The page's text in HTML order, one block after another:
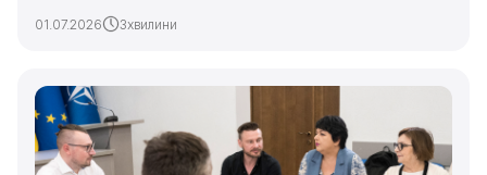
01.07.2026 3хвилини